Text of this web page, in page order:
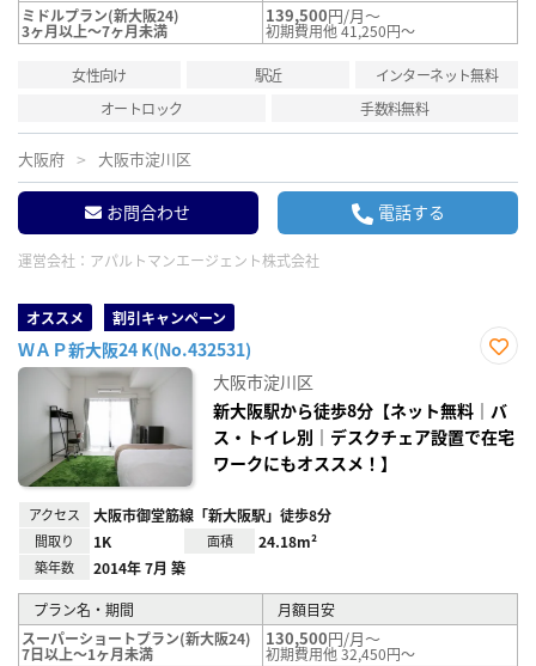
ミドルプラン(新大阪24)
3ヶ月以上～7ヶ月未満
139,500円/月～
初期費用他 41,250円～
女性向け 駅近
インターネット無料
オートロック
手数料無料
大阪府 大阪市淀川区
お問合わせ 電話する
運営会社： アパルトマンエージェント株式会社
オススメ 割引キャンペーン
ＷＡＰ新大阪24 K(No.432531)
り登
録
大阪市淀川区
新大阪駅から徒歩8分【ネット無料｜バ
ス・トイレ別｜デスクチェア設置で在宅
ワークにもオススメ！】
アクセス 大阪市御堂筋線「新大阪駅」徒歩8分
間取り 1K 面積 24.18m²
築年数 2014年 7月 築
プラン名・期間
月額目安
スーパーショートプラン(新大阪24)
7日以上～1ヶ月未満
130,500円/月～
初期費用他 32,450円～